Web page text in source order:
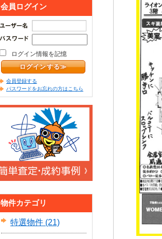
会員ログイン
ログイン情報を記憶
会員登録する
パスワードをお忘れの方はこちら
物件カテゴリ
特選物件 (21)